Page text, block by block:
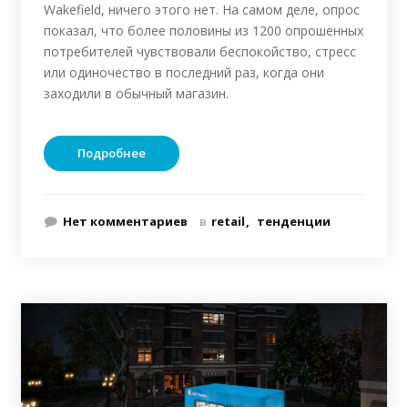
Wakefield, ничего этого нет. На самом деле, опрос
показал, что более половины из 1200 опрошенных
потребителей чувствовали беспокойство, стресс
или одиночество в последний раз, когда они
заходили в обычный магазин.
Подробнее
Нет комментариев в retail тенденции